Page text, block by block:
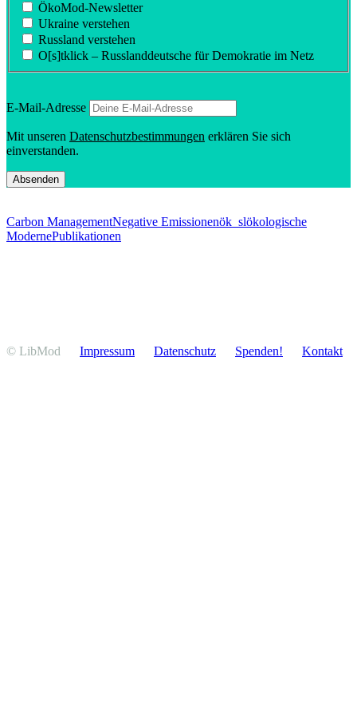
ÖkoMod-Newsletter
Ukraine verstehen
Russland verstehen
O[s]tklick – Russland­deutsche für Demokratie im Netz
E‑Mail-Adresse
Mit unseren Daten­schutz­be­stim­mungen erklären Sie sich
einverstanden.
Carbon ManagementNegative Emissionenök_slökologische
ModernePublikationen
© LibMod Impressum Daten­schutz Spenden! Kontakt